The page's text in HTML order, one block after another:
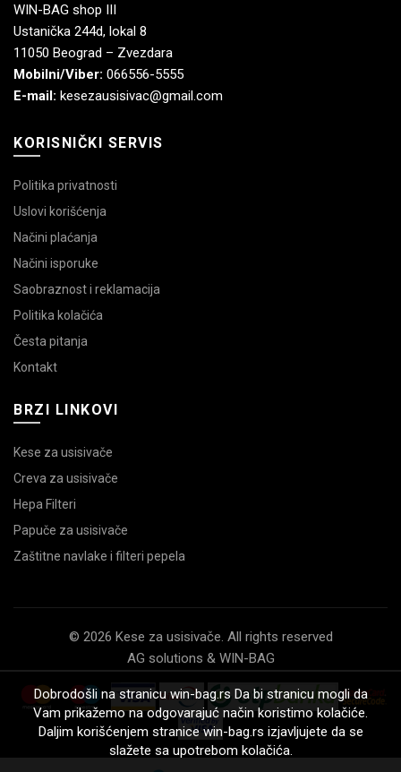
WIN-BAG shop III
Ustanička 244d, lokal 8
11050 Beograd – Zvezdara
Mobilni/Viber: 066556-5555
E-mail: kesezausisivac@gmail.com
KORISNIČKI SERVIS
Politika privatnosti
Uslovi korišćenja
Načini plaćanja
Načini isporuke
Saobraznost i reklamacija
Politika kolačića
Česta pitanja
Kontakt
BRZI LINKOVI
Kese za usisivače
Creva za usisivače
Hepa Filteri
Papuče za usisivače
Zaštitne navlake i filteri pepela
© 2026 Kese za usisivače. All rights reserved
AG solutions & WIN-BAG
Dobrodošli na stranicu win-bag.rs Da bi stranicu mogli da
Vam prikažemo na odgovarajuć način koristimo kolačiće.
Daljim korišćenjem stranice win-bag.rs izjavljujete da se
slažete sa upotrebom kolačića.